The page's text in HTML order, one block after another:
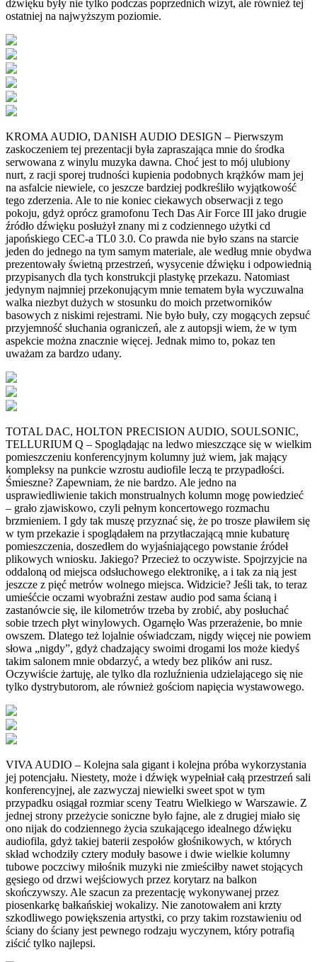
dźwięku były nie tylko podczas poprzednich wizyt, ale również tej
ostatniej na najwyższym poziomie.
KROMA AUDIO, DANISH AUDIO DESIGN – Pierwszym
zaskoczeniem tej prezentacji była zapraszająca mnie do środka
serwowana z winylu muzyka dawna. Choć jest to mój ulubiony
nurt, z racji sporej trudności kupienia podobnych krążków mam jej
na asfalcie niewiele, co jeszcze bardziej podkreśliło wyjątkowość
tego zderzenia. Ale to nie koniec ciekawych obserwacji z tego
pokoju, gdyż oprócz gramofonu Tech Das Air Force III jako drugie
źródło dźwięku posłużył znany mi z codziennego użytki cd
japońskiego CEC-a TL0 3.0. Co prawda nie było szans na starcie
jeden do jednego na tym samym materiale, ale według mnie obydwa
prezentowały świetną przestrzeń, wysycenie dźwięku i odpowiednią
przypisanych dla tych konstrukcji plastykę przekazu. Natomiast
jedynym najmniej przekonującym mnie tematem była wyczuwalna
walka niezbyt dużych w stosunku do moich przetworników
basowych z niskimi rejestrami. Nie było buły, czy mogących zepsuć
przyjemność słuchania ograniczeń, ale z autopsji wiem, że w tym
aspekcie można znacznie więcej. Jednak mimo to, pokaz ten
uważam za bardzo udany.
TOTAL DAC, HOLTON PRECISION AUDIO, SOULSONIC,
TELLURIUM Q – Spoglądając na ledwo mieszczące się w wielkim
pomieszczeniu konferencyjnym kolumny już wiem, jak mający
kompleksy na punkcie wzrostu audiofile leczą te przypadłości.
Śmieszne? Zapewniam, że nie bardzo. Ale jedno na
usprawiedliwienie takich monstrualnych kolumn mogę powiedzieć
– grało zjawiskowo, czyli pełnym koncertowego rozmachu
brzmieniem. I gdy tak muszę przyznać się, że po trosze pławiłem się
w tym przekazie i spoglądałem na przytłaczającą mnie kubaturę
pomieszczenia, doszedłem do wyjaśniającego powstanie źródeł
plikowych wniosku. Jakiego? Przecież to oczywiste. Spojrzyjcie na
oddaloną od miejsca odsłuchowego elektronikę, a i tak za nią jest
jeszcze z pięć metrów wolnego miejsca. Widzicie? Jeśli tak, to teraz
umieśćcie oczami wyobraźni zestaw audio pod sama ścianą i
zastanówcie się, ile kilometrów trzeba by zrobić, aby posłuchać
sobie trzech płyt winylowych. Ogarnęło Was przerażenie, bo mnie
owszem. Dlatego też lojalnie oświadczam, nigdy więcej nie powiem
słowa „nigdy”, gdyż chadzający swoimi drogami los może kiedyś
takim salonem mnie obdarzyć, a wtedy bez plików ani rusz.
Oczywiście żartuję, ale tylko dla rozluźnienia udzielającego się nie
tylko dystrybutorom, ale również gościom napięcia wystawowego.
VIVA AUDIO – Kolejna sala gigant i kolejna próba wykorzystania
jej potencjału. Niestety, może i dźwięk wypełniał całą przestrzeń sali
konferencyjnej, ale zazwyczaj niewielki sweet spot w tym
przypadku osiągał rozmiar sceny Teatru Wielkiego w Warszawie. Z
jednej strony przeżycie soniczne było fajne, ale z drugiej miało się
ono nijak do codziennego życia szukającego idealnego dźwięku
audiofila, gdyż takiej baterii zespołów głośnikowych, w których
skład wchodziły cztery moduły basowe i dwie wielkie kolumny
tubowe poczciwy miłośnik muzyki nie zmieściłby nawet stojących
gęsiego od drzwi wejściowych przez korytarz na balkon
skończywszy. Ale szacun za prezentację wykonywanej przez
piosenkarkę bałkańskiej wokalizy. Nie zanotowałem ani krzty
szkodliwego powiększenia artystki, co przy takim rozstawieniu od
ściany do ściany jest pewnego rodzaju wyczynem, który potrafią
ziścić tylko najlepsi.